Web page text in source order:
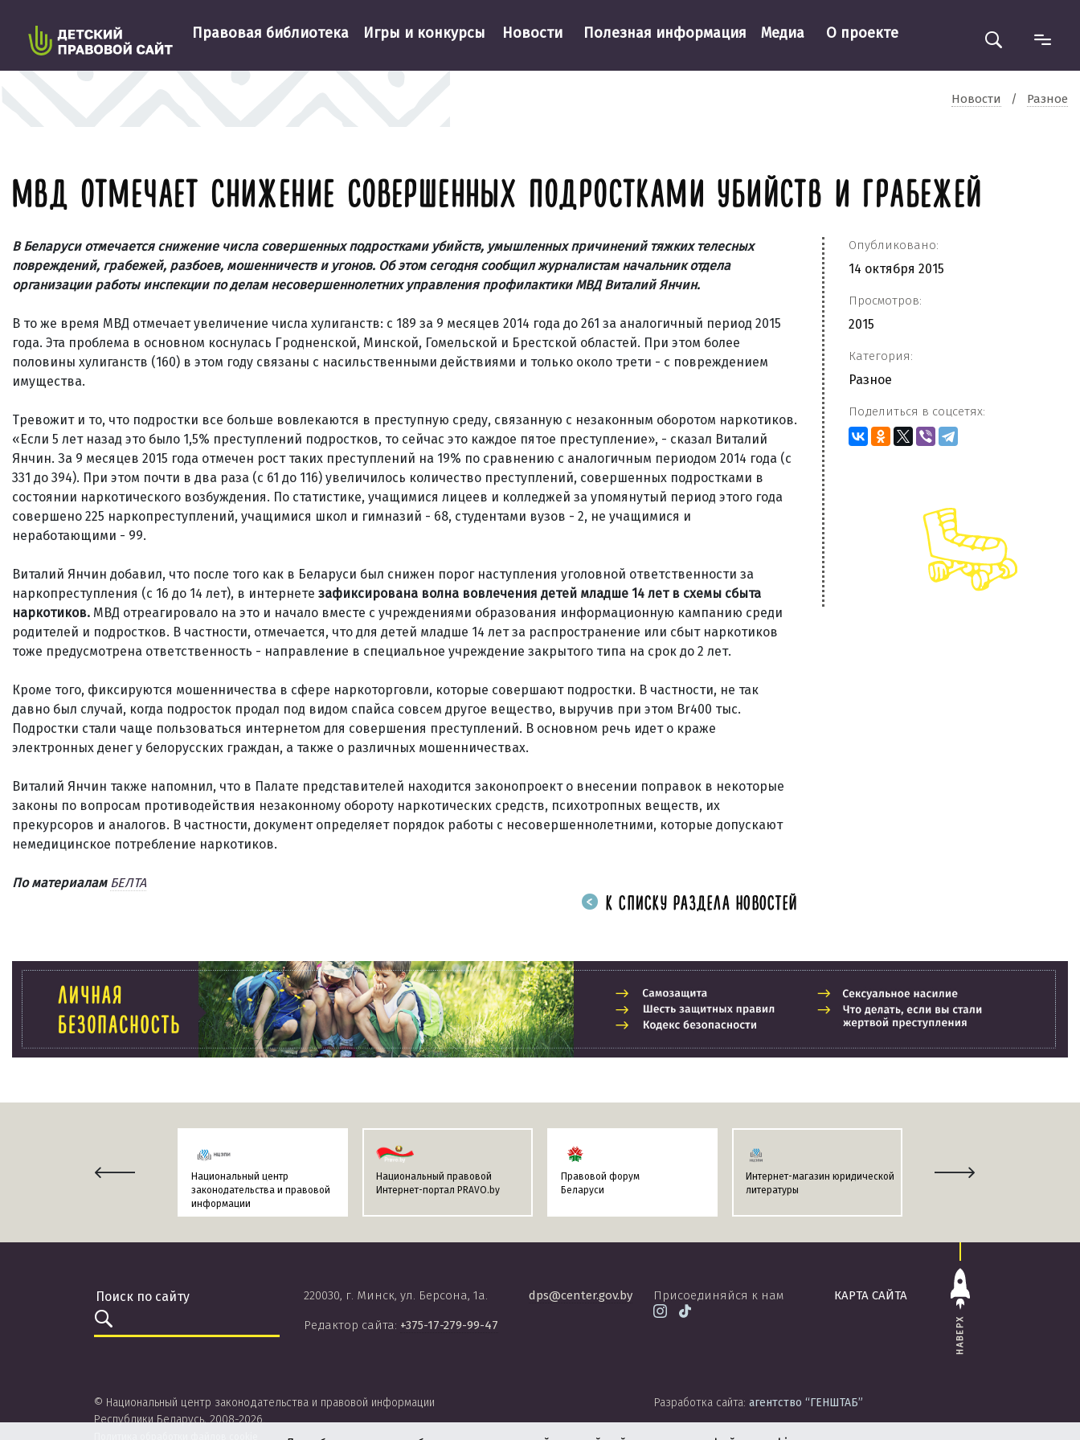
Правовая библиотека Игры и конкурсы Новости Полезная информация Медиа О проекте
Новости / Разное
МВД ОТМЕЧАЕТ СНИЖЕНИЕ СОВЕРШЕННЫХ ПОДРОСТКАМИ УБИЙСТВ И ГРАБЕЖЕЙ
В Беларуси отмечается снижение числа совершенных подростками убийств, умышленных причинений тяжких телесных
повреждений, грабежей, разбоев, мошенничеств и угонов. Об этом сегодня сообщил журналистам начальник отдела
организации работы инспекции по делам несовершеннолетних управления профилактики МВД Виталий Янчин.
В то же время МВД отмечает увеличение числа хулиганств: с 189 за 9 месяцев 2014 года до 261 за аналогичный период 2015
года. Эта проблема в основном коснулась Гродненской, Минской, Гомельской и Брестской областей. При этом более
половины хулиганств (160) в этом году связаны с насильственными действиями и только около трети - с повреждением
имущества.
Тревожит и то, что подростки все больше вовлекаются в преступную среду, связанную с незаконным оборотом наркотиков.
«Если 5 лет назад это было 1,5% преступлений подростков, то сейчас это каждое пятое преступление», - сказал Виталий
Янчин. За 9 месяцев 2015 года отмечен рост таких преступлений на 19% по сравнению с аналогичным периодом 2014 года (с
331 до 394). При этом почти в два раза (с 61 до 116) увеличилось количество преступлений, совершенных подростками в
состоянии наркотического возбуждения. По статистике, учащимися лицеев и колледжей за упомянутый период этого года
совершено 225 наркопреступлений, учащимися школ и гимназий - 68, студентами вузов - 2, не учащимися и
неработающими - 99.
Виталий Янчин добавил, что после того как в Беларуси был снижен порог наступления уголовной ответственности за
наркопреступления (с 16 до 14 лет), в интернете зафиксирована волна вовлечения детей младше 14 лет в схемы сбыта
наркотиков. МВД отреагировало на это и начало вместе с учреждениями образования информационную кампанию среди
родителей и подростков. В частности, отмечается, что для детей младше 14 лет за распространение или сбыт наркотиков
тоже предусмотрена ответственность - направление в специальное учреждение закрытого типа на срок до 2 лет.
Кроме того, фиксируются мошенничества в сфере наркоторговли, которые совершают подростки. В частности, не так
давно был случай, когда подросток продал под видом спайса совсем другое вещество, выручив при этом Br400 тыс.
Подростки стали чаще пользоваться интернетом для совершения преступлений. В основном речь идет о краже
электронных денег у белорусских граждан, а также о различных мошенничествах.
Виталий Янчин также напомнил, что в Палате представителей находится законопроект о внесении поправок в некоторые
законы по вопросам противодействия незаконному обороту наркотических средств, психотропных веществ, их
прекурсоров и аналогов. В частности, документ определяет порядок работы с несовершеннолетними, которые допускают
немедицинское потребление наркотиков.
По материалам БЕЛТА
Опубликовано:
14 октября 2015
Просмотров:
2015
Категория:
Разное
Поделиться в соцсетях:
К СПИСКУ РАЗДЕЛА НОВОСТЕЙ
Национальный центр
законодательства и правовой
информации
Национальный правовой
Интернет-портал PRAVO.by
Правовой форум
Беларуси
Интернет-магазин юридической
литературы
Информационно-поисковая
НАВЕРХ
КАРТА САЙТА
220030, г. Минск, ул. Берсона, 1а.
Редактор сайта: +375-17-279-99-47
dps@center.gov.by Присоединяйся к нам
© Национальный центр законодательства и правовой информации
Республики Беларусь, 2008-2026.
Разработка сайта: агентство “ГЕНШТАБ”